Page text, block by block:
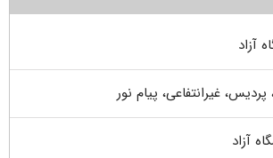
آزاد
غیرانتفاعی، پیام نور
آزاد